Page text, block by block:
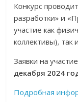
Конкурс
разработки» и
участие как
коллективы), так
Заявки на
декабря 2024
Подробная